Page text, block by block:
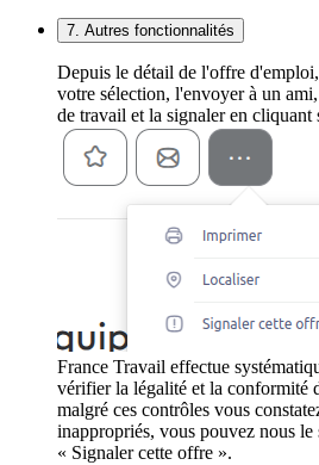
7. Autres fonctionnalités
Depuis le détail de l'offre
votre sélection, l'envoyer à un
de travail et la signaler en cliquant
France Travail effectue
vérifier la légalité et la conformité
malgré ces contrôles vous
inappropriés, vous pouvez nous
« Signaler cette offre ».